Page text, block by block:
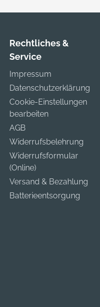
Rechtliches &
Service
Impressum
Datenschutzerklärung
Cookie-Einstellungen
bearbeiten
AGB
Widerrufsbelehrung
Widerrufsformular
(Online)
Versand & Bezahlung
Batterieentsorgung